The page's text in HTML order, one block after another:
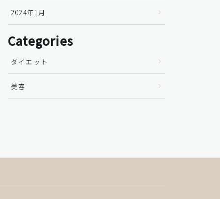
2024年1月
Categories
ダイエット
美容